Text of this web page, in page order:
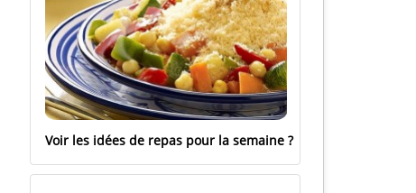
Voir les idées de repas pour la semaine